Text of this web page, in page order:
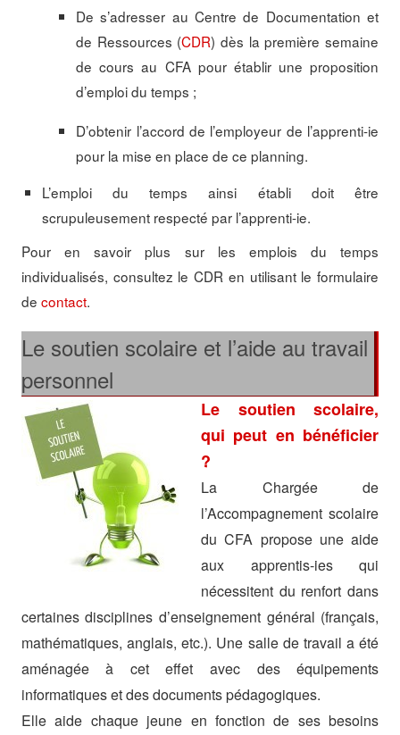
De s’adresser au Centre de Documentation et
de Ressources (CDR) dès la première semaine
de cours au CFA pour établir une proposition
d’emploi du temps ;
D’obtenir l’accord de l’employeur de l’apprenti-ie
pour la mise en place de ce planning.
L’emploi du temps ainsi établi doit être
scrupuleusement respecté par l’apprenti-ie.
Pour en savoir plus sur les emplois du temps
individualisés, consultez le CDR en utilisant le formulaire
de contact.
Le soutien scolaire et l’aide au travail
personnel
Le soutien scolaire,
qui peut en bénéficier
?
La Chargée de
l’Accompagnement scolaire
du CFA propose une aide
aux apprentis-ies qui
nécessitent du renfort dans
certaines disciplines d’enseignement général (français,
mathématiques, anglais, etc.). Une salle de travail a été
aménagée à cet effet avec des équipements
informatiques et des documents pédagogiques.
Elle aide chaque jeune en fonction de ses besoins